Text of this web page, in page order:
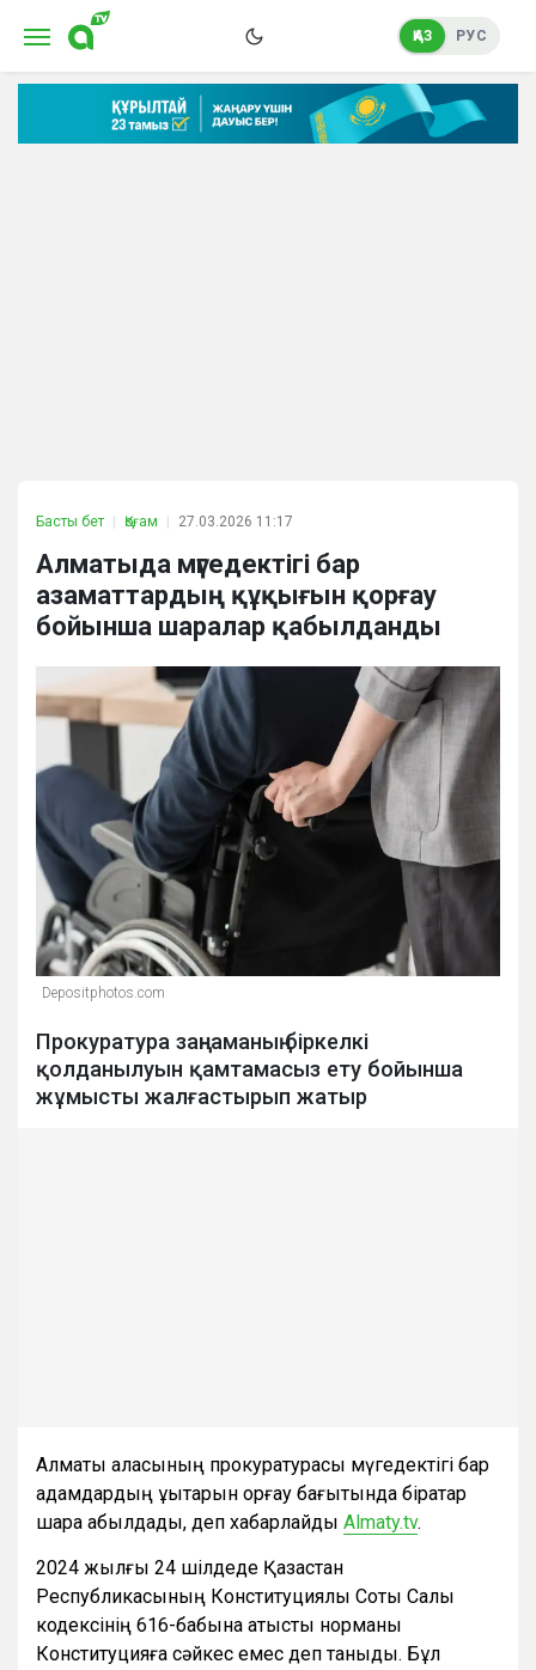
ҚАЗ РУС
Басты бет Қоғам 27.03.2026 11:17
Алматыда мүгедектігі бар
азаматтардың құқығын қорғау
бойынша шаралар қабылданды
Depositphotos.com
Прокуратура заңнаманың біркелкі
қолданылуын қамтамасыз ету бойынша
жұмысты жалғастырып жатыр
Алматы қаласының прокуратурасы мүгедектігі бар
адамдардың құқықтарын қорғау бағытында бірқатар
шара қабылдады, деп хабарлайды Almaty.tv.
2024 жылғы 24 шілдеде Қазақстан
Республикасының Конституциялық Соты Салық
кодексінің 616-бабына қатысты норманы
Конституцияға сәйкес емес деп таныды. Бұл